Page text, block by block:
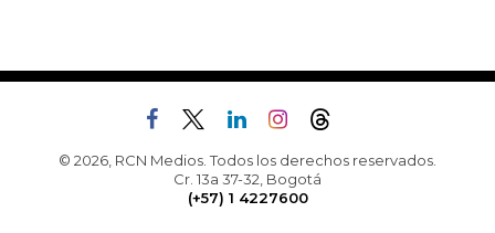
© 2026, RCN Medios. Todos los derechos reservados.
Cr. 13a 37-32, Bogotá
(+57) 1 4227600